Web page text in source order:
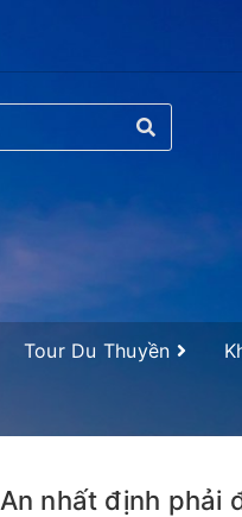
Tour Du Thuyền
nhất định phải